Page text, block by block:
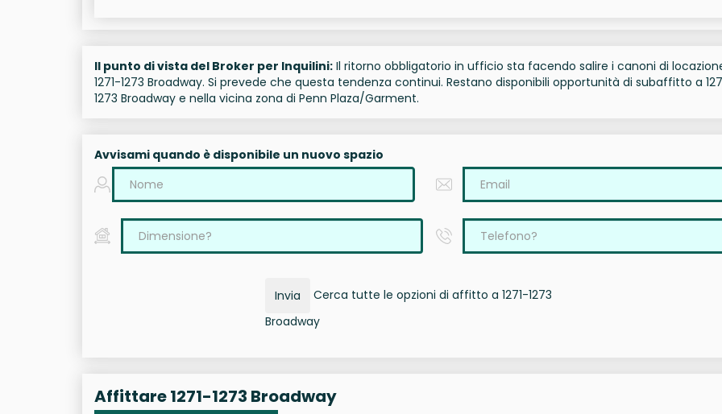
Il punto di vista del Broker per Inquilini: Il ritorno obbligatorio in ufficio sta facendo salire i canoni di
1271-1273 Broadway. Si prevede che questa tendenza continui. Restano disponibili opportunità di subaffitto a
1273 Broadway e nella vicina zona di Penn Plaza/Garment.
Avvisami quando è disponibile un nuovo spazio
Invia
Cerca tutte le opzioni di affitto a 1271-1273
Broadway
Affittare 1271-1273 Broadway